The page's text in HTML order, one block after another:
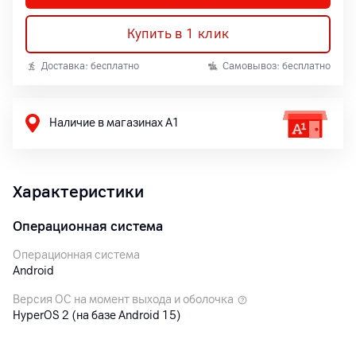
Купить в 1 клик
Доставка: бесплатно Самовывоз: бесплатно
Наличие в магазинах А1
Характеристики
Операционная система
Операционная система
Android
Версия ОС на момент выхода и оболочка
HyperOS 2 (на базе Android 15)